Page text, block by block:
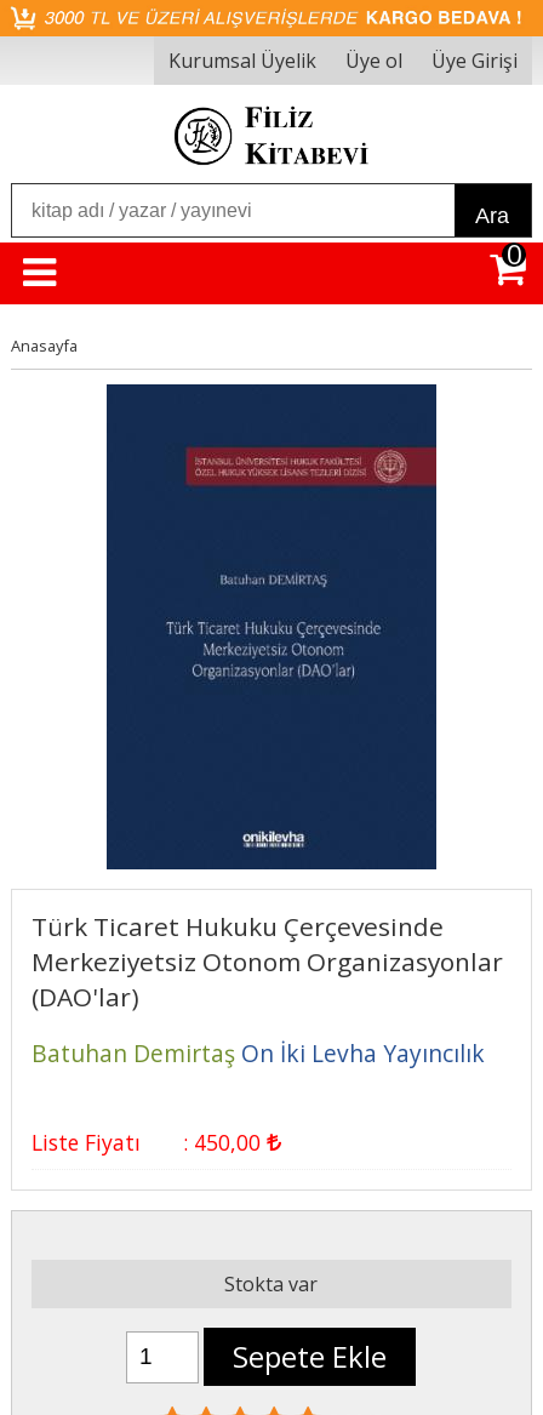
Kurumsal Üyelik Üye ol Üye Girişi
Ara
0
Anasayfa
Türk Ticaret Hukuku Çerçevesinde
Merkeziyetsiz Otonom Organizasyonlar
(DAO'lar)
Batuhan Demirtaş On İki Levha Yayıncılık
Liste Fiyatı : 450,00
Stokta var
Sepete Ekle